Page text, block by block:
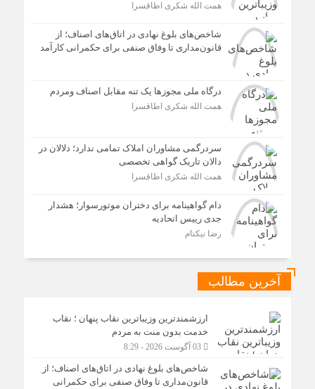
همت الله شکری اطاقسرا
شاخص‌های بلوغ نهادی در اتاق‌های اصناف؛ از
قانون‌مداری تا وفاق صنفی برای حکمرانی کارآمد
درگاه ملی مجوزها یک تنه مقابل اصناف ومردم
همت الله شکری اطاقسرا
سردرگمی مشاوران املاک تمامی ندارد؛ دلالان در
دالان تاریک گواهی تخصصی
همت الله شکری اطاقسرا
دام گواهینامه برای دختران موتورسوار؛ هشدار
جدی رییس اتحادیه
رضا نیکنام
آخرین مطالب
ارزشمندترین وزیباترین نقاب پنهان ؛ نقاب
خدمت بدون منت به مردم
03 آگوست 2026 - 8:29
شاخص‌های بلوغ نهادی در اتاق‌های اصناف؛ از
قانون‌مداری تا وفاق صنفی برای حکمرانی